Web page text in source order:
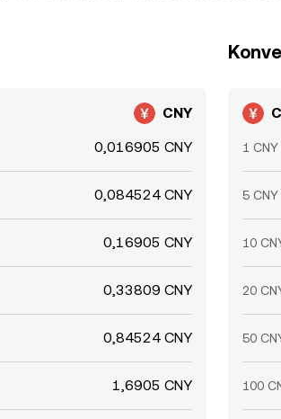
CNY
0,016905 CNY
0,084524 CNY
0,16905 CNY
0,33809 CNY
0,84524 CNY
1,6905 CNY
1 CNY
5 CNY
10
20
50
100